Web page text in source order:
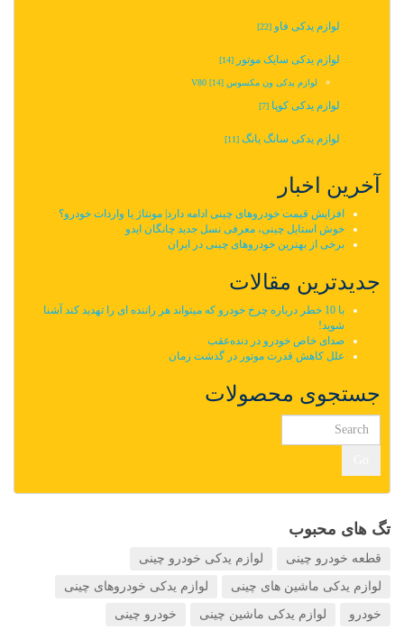
لوازم یدکی فاو [22]
لوازم یدکی سایک موتور [14]
لوازم یدکی ون مکسوس V80 [14]
لوازم یدکی کوپا [7]
لوازم یدکی سانگ یانگ [11]
آخرین اخبار
افزایش قیمت خودروهای چینی ادامه دارد| مونتاژ یا واردات خودرو؟
خوش استایل چینی، معرفی نسل جدید چانگان ایدو
برخی از بهترین خودروهای چینی در ایران
جدیدترین مقالات
با 10 خطر درباره چرخ خودرو که میتواند هر راننده ای را تهدید کند آشنا
شوید!
صدای خاص خودرو در دنده‌عقب
علل کاهش قدرت موتور در گذشت زمان
جستجوی محصولات
تگ های محبوب
قطعه خودرو چینی لوازم یدکی خودرو چینی
لوازم یدکی ماشین های چینی لوازم یدکی خودروهای چینی
خودرو لوازم یدکی ماشین چینی خودرو چینی